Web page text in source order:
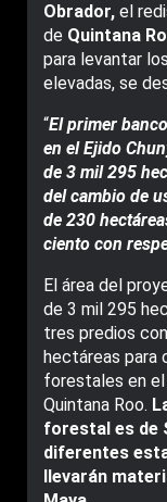
Obrador, el
de Quintana
para levantar
elevadas, se
“El primer
en el Ejido
de 3 mil 295
del cambio de
de 230
ciento con
El área del
de 3 mil 295
tres predios
hectáreas para
forestales en el
Quintana Roo.
forestal es de
diferentes
llevarán